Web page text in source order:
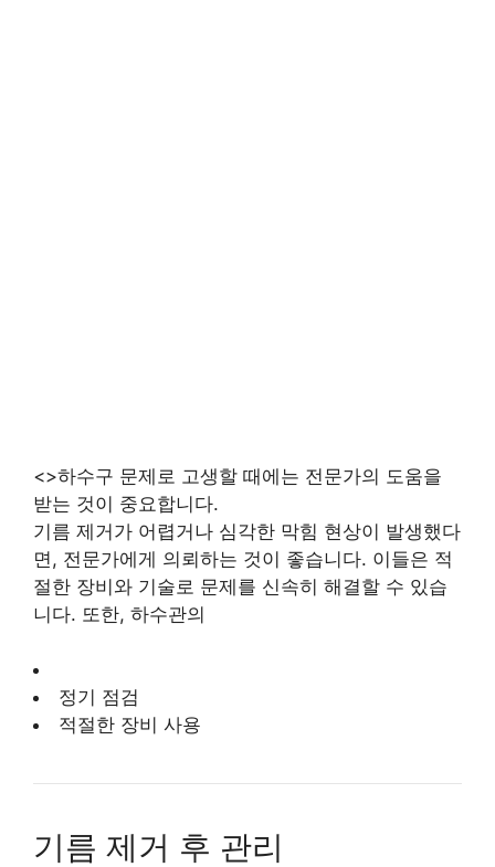
<>하수구 문제로 고생할 때에는 전문가의 도움을
받는 것이 중요합니다.
기름 제거가 어렵거나 심각한 막힘 현상이 발생했다
면, 전문가에게 의뢰하는 것이 좋습니다. 이들은 적
절한 장비와 기술로 문제를 신속히 해결할 수 있습
니다. 또한, 하수관의
정기 점검
적절한 장비 사용
기름 제거 후 관리